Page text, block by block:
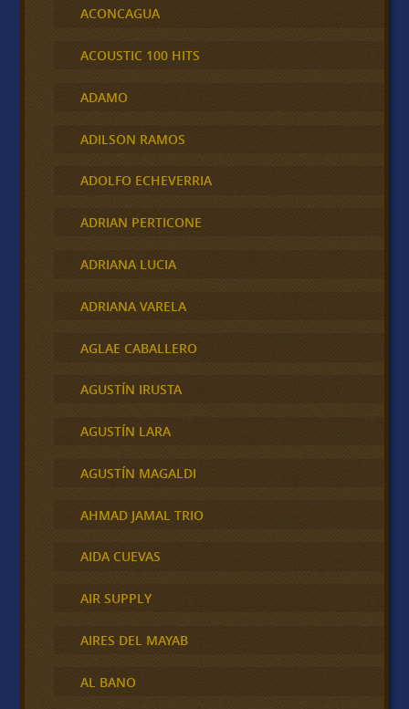
ACONCAGUA
ACOUSTIC 100 HITS
ADAMO
ADILSON RAMOS
ADOLFO ECHEVERRIA
ADRIAN PERTICONE
ADRIANA LUCIA
ADRIANA VARELA
AGLAE CABALLERO
AGUSTÍN IRUSTA
AGUSTÍN LARA
AGUSTÍN MAGALDI
AHMAD JAMAL TRIO
AIDA CUEVAS
AIR SUPPLY
AIRES DEL MAYAB
AL BANO